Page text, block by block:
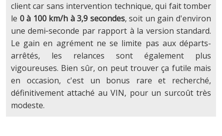
client car sans intervention technique, qui fait tomber
le 0 à 100 km/h à 3,9 secondes, soit un gain d'environ
une demi‑seconde par rapport à la version standard.
Le gain en agrément ne se limite pas aux départs-
arrêtés, les relances sont également plus
vigoureuses. Bien sûr, on peut trouver ça futile mais
en occasion, c'est un bonus rare et recherché,
définitivement attaché au VIN, pour un surcoût très
modeste.